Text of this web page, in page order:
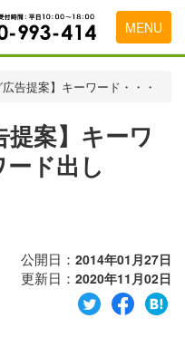
MENU
広告提案】キーワード・・・
提案】キーワ
ド出し
公開日： 2014年01月27日
更新日： 2020年11月02日